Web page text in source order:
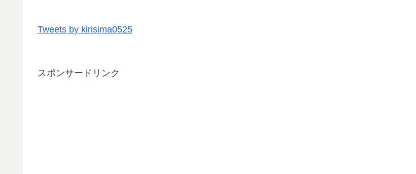
Tweets by kirisima0525
スポンサードリンク